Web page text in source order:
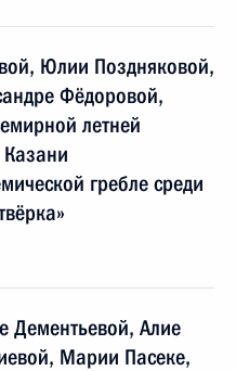
Юлии Поздняковой,
Фёдоровой,
летней
гребле среди
Дементьевой, Алие
Марии Пасеке,